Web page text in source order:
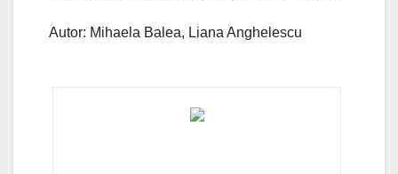
Autor: Mihaela Balea, Liana Anghelescu